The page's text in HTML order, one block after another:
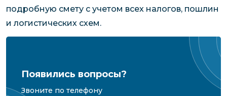
подробную смету с учетом всех налогов, пошлин
и логистических схем.
Появились вопросы?
Звоните по телефону